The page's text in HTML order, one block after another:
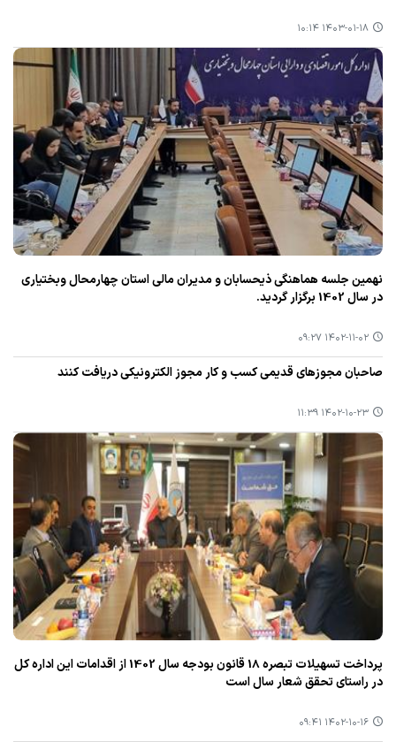
۱۴۰۳-۰۱-۱۸ ۱۰:۱۴
نهمین جلسه هماهنگی ذیحسابان و مدیران مالی استان چهارمحال وبختیاری
در سال 1402 برگزار گردید.
۱۴۰۲-۱۱-۰۲ ۰۹:۲۷
صاحبان مجوزهای قدیمی كسب و كار مجوز الكترونیكی دریافت كنند
۱۴۰۲-۱۰-۲۳ ۱۱:۳۹
پرداخت تسهیلات تبصره 18 قانون بودجه سال 1402 از اقدامات این اداره كل
در راستای تحقق شعار سال است
۱۴۰۲-۱۰-۱۶ ۰۹:۴۱